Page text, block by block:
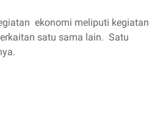
ekonomi meliputi kegiatan
satu sama lain. Satu